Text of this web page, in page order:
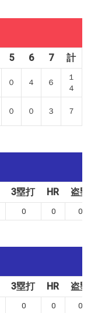
5 6 7 計
０ ４ ６
１
４
０ ０ ３ ７
3塁打 HR 盗塁
0 0 0
3塁打 HR 盗塁
0 0 0